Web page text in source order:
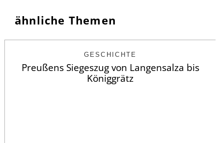
ähnliche Themen
GESCHICHTE
Preußens Siegeszug von Langensalza bis
Königgrätz